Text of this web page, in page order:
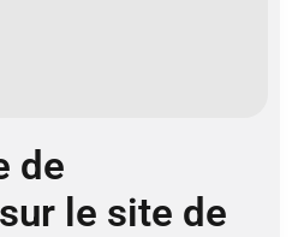
de
le site de